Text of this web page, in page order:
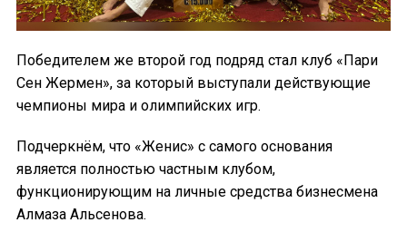
Победителем же второй год подряд стал клуб «Пари
Сен Жермен», за который выступали действующие
чемпионы мира и олимпийских игр.
Подчеркнём, что «Женис» с самого основания
является полностью частным клубом,
функционирующим на личные средства бизнесмена
Алмаза Альсенова.